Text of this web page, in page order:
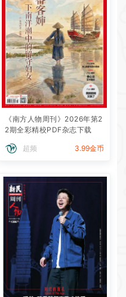
《南方人物周刊》2026年第2
2期全彩精校PDF杂志下载
超频 3.99金币